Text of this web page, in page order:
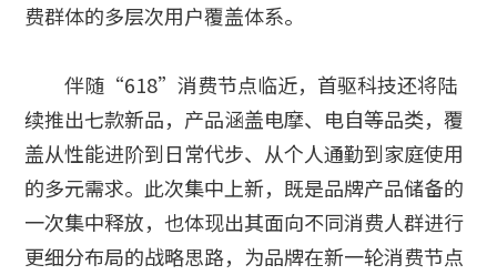
费群体的多层次用户覆盖体系。
伴随“618”消费节点临近，首驱科技还将陆
续推出七款新品，产品涵盖电摩、电自等品类，覆
盖从性能进阶到日常代步、从个人通勤到家庭使用
的多元需求。此次集中上新，既是品牌产品储备的
一次集中释放，也体现出其面向不同消费人群进行
更细分布局的战略思路，为品牌在新一轮消费节点